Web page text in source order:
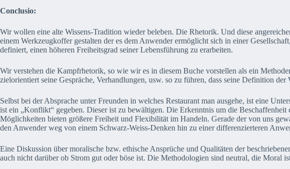
Conclusio:
Wir wollen eine alte Wissens-Tradition wieder beleben. Die Rhetorik. Und diese
einem Werkzeugkoffer gestalten der es dem Anwender ermöglicht sich in einer
definiert, einen höheren Freiheitsgrad seiner Lebensführung zu erarbeiten.
Wir verstehen die Kampfrhetorik, so wie wir es in diesem Buche vorstellen als ein
zielorientiert seine Gespräche, Verhandlungen, usw. so zu führen, dass seine Definition
Selbst bei der Absprache unter Freunden in welches Restaurant man ausgehe, ist eine
ist ein „Konflikt“ gegeben. Dieser ist zu bewältigen. Die Erkenntnis um die Beschaffenheit
Möglichkeiten bieten größere Freiheit und Flexibilität im Handeln. Gerade der von uns
den Anwender weg von einem Schwarz-Weiss-Denken hin zu einer differenzierteren
Eine Diskussion über moralische bzw. ethische Ansprüche und Qualitäten der
auch nicht darüber ob Strom gut oder böse ist. Die Methodologien sind neutral, die Moral